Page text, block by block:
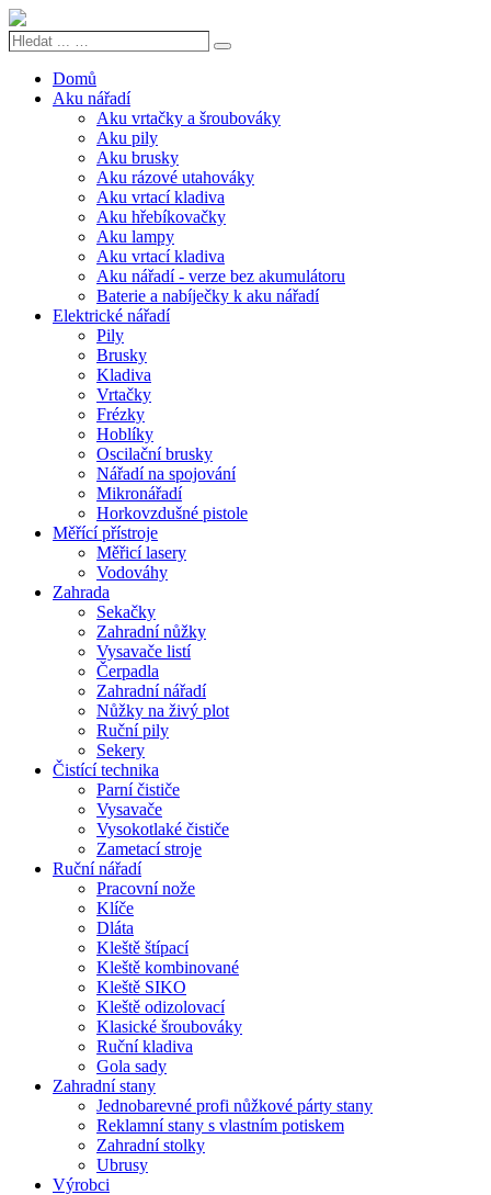
Hledat
Search
Domů
Aku nářadí
Aku vrtačky a šroubováky
Aku pily
Aku brusky
Aku rázové utahováky
Aku vrtací kladiva
Aku hřebíkovačky
Aku lampy
Aku vrtací kladiva
Aku nářadí - verze bez akumulátoru
Baterie a nabíječky k aku nářadí
Elektrické nářadí
Pily
Brusky
Kladiva
Vrtačky
Frézky
Hoblíky
Oscilační brusky
Nářadí na spojování
Mikronářadí
Horkovzdušné pistole
Měřící přístroje
Měřicí lasery
Vodováhy
Zahrada
Sekačky
Zahradní nůžky
Vysavače listí
Čerpadla
Zahradní nářadí
Nůžky na živý plot
Ruční pily
Sekery
Čistící technika
Parní čističe
Vysavače
Vysokotlaké čističe
Zametací stroje
Ruční nářadí
Pracovní nože
Klíče
Dláta
Kleště štípací
Kleště kombinované
Kleště SIKO
Kleště odizolovací
Klasické šroubováky
Ruční kladiva
Gola sady
Zahradní stany
Jednobarevné profi nůžkové párty stany
Reklamní stany s vlastním potiskem
Zahradní stolky
Ubrusy
Výrobci